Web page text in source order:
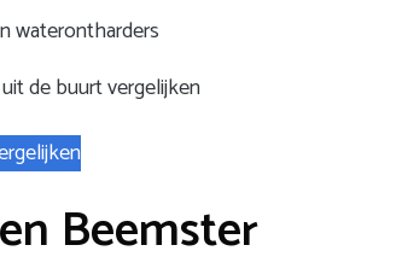
waterontharders
de buurt vergelijken
Beemster